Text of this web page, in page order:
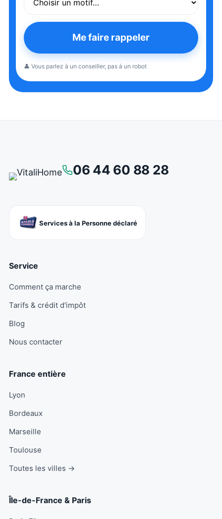
Me faire rappeler
👤 Vous parlez à un conseiller, pas à un robot
06 44 60 88 28
Services à la Personne déclaré
Service
Comment ça marche
Tarifs & crédit d'impôt
Blog
Nous contacter
France entière
Lyon
Bordeaux
Marseille
Toulouse
Toutes les villes →
Île-de-France & Paris